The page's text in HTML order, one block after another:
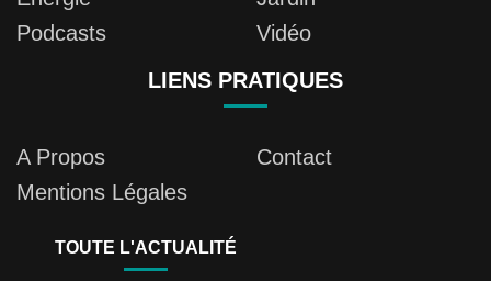
Podcasts
Vidéo
LIENS PRATIQUES
A Propos
Contact
Mentions Légales
TOUTE L'ACTUALITÉ